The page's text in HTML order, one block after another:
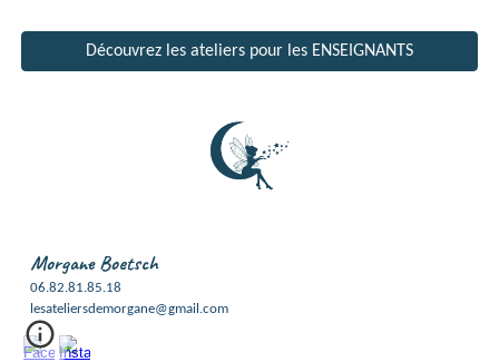
Découvrez les ateliers pour les ENSEIGNANTS
Morgane Boetsch
06.82.81.85.18
lesateliersdemorgane@gmail .com